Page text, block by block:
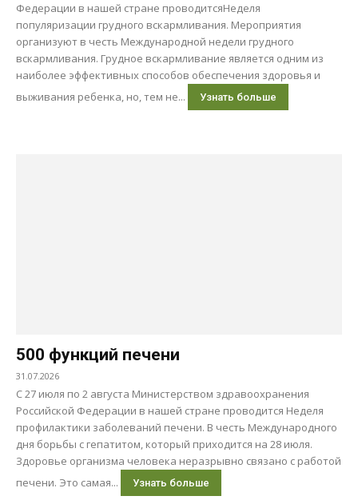
Федерации в нашей стране проводитсяНеделя
популяризации грудного вскармливания. Мероприятия
организуют в честь Международной недели грудного
вскармливания. Грудное вскармливание является одним из
наиболее эффективных способов обеспечения здоровья и
выживания ребенка, но, тем не...
Узнать больше
500 функций печени
31.07.2026
С 27 июля по 2 августа Министерством здравоохранения
Российской Федерации в нашей стране проводится Неделя
профилактики заболеваний печени. В честь Международного
дня борьбы с гепатитом, который приходится на 28 июля.
Здоровье организма человека неразрывно связано с работой
печени. Это самая...
Узнать больше